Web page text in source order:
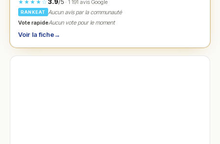
★★★★☆ · 1 191 avis Google
RANKEAT
Aucun avis par la communauté
Vote rapideAucun vote pour le moment
Voir la fiche→